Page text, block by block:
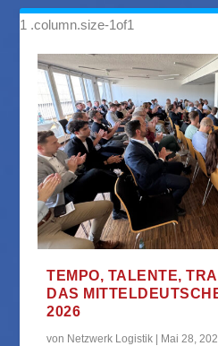
TEMPO, TALENTE,
DAS
2026
von Netzwerk Logistik | Mai 28,